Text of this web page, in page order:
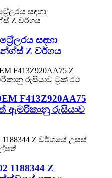
සඳහා
Z වර්ගය
F413Z920AA75
ඇමරිකානු රුසියාව
1188344 Z